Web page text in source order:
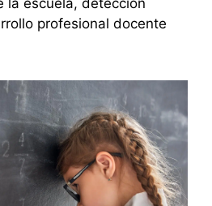
la escuela, detección
profesional docente